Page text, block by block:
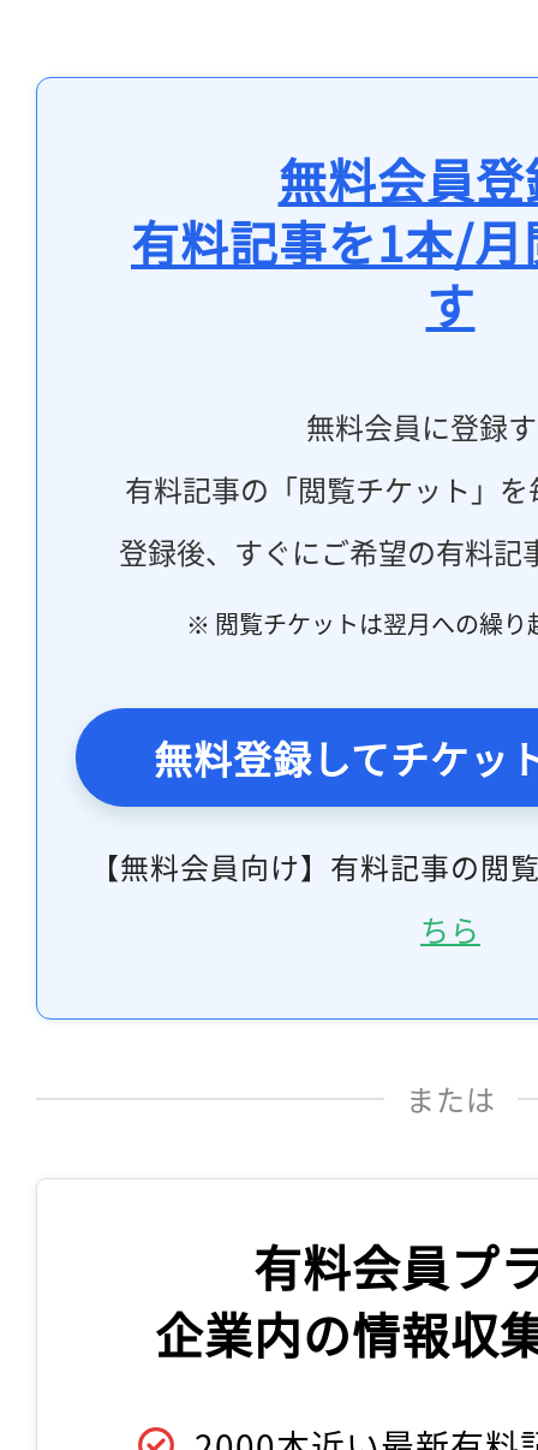
無料会員
有料記事を1本/
す
無料会員に登録
有料記事の「閲覧チケット」
登録後、すぐにご希望の有料記
※ 閲覧チケットは翌月への繰り
無料登録してチケッ
【無料会員向け】有料記事の閲
ちら
または
有料会員プ
企業内の情報収